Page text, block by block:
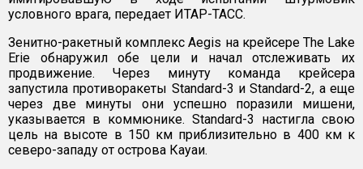
условного врага, передает ИТАР-ТАСС.
Зенитно-ракетный комплекс Aegis на крейсере The Lake
Erie обнаружил обе цели и начал отслеживать их
продвижение. Через минуту команда крейсера
запустила противоракеты Standard-3 и Standard-2, а еще
через две минуты они успешно поразили мишени,
указывается в коммюнике. Standard-3 настигла свою
цель на высоте в 150 км приблизительно в 400 км к
северо-западу от острова Кауаи.